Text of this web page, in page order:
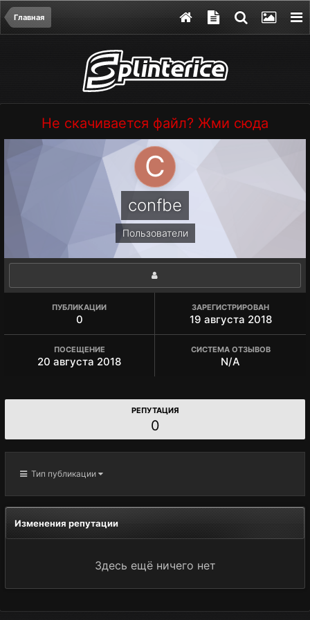
Главная
Не скачивается файл? Жми сюда
confbe
Пользователи
ПУБЛИКАЦИИ
0
ЗАРЕГИСТРИРОВАН
19 августа 2018
ПОСЕЩЕНИЕ
20 августа 2018
СИСТЕМА ОТЗЫВОВ
N/A
РЕПУТАЦИЯ
0
Тип публикации
Изменения репутации
Здесь ещё ничего нет